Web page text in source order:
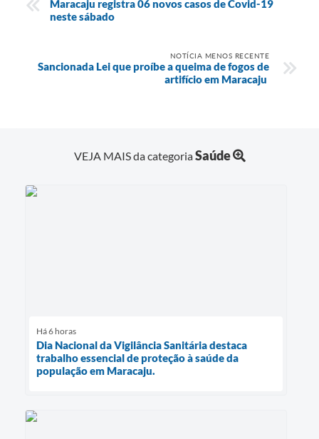
Maracaju registra 06 novos casos de Covid-19
neste sábado
NOTÍCIA MENOS RECENTE
Sancionada Lei que proíbe a queima de fogos de
artifício em Maracaju
VEJA MAIS da categoriaSaúde
Há 6 horas
Dia Nacional da Vigilância Sanitária destaca
trabalho essencial de proteção à saúde da
população em Maracaju.